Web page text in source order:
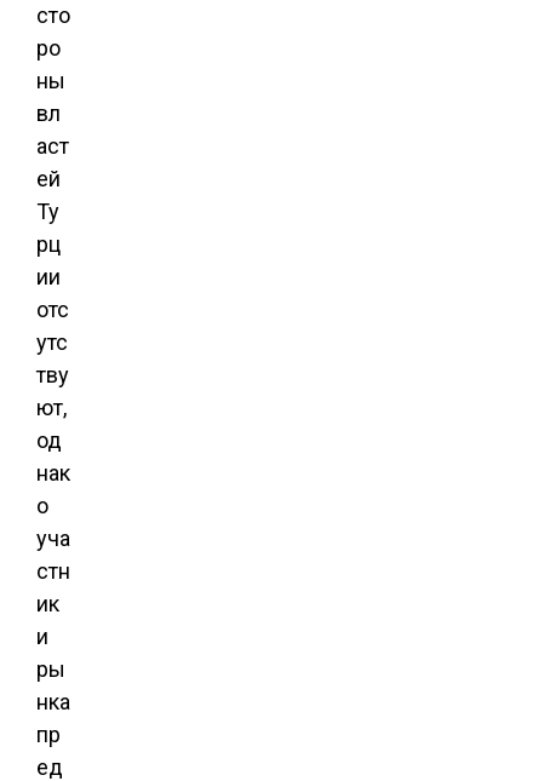
сто
ро
ны
вл
аст
ей
Ту
рц
ии
отс
утс
тву
ют,
од
нак
о
уча
стн
ик
и
ры
нка
пр
ед